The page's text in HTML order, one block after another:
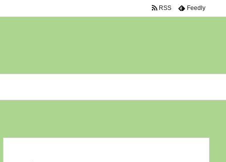
RSS Feedly